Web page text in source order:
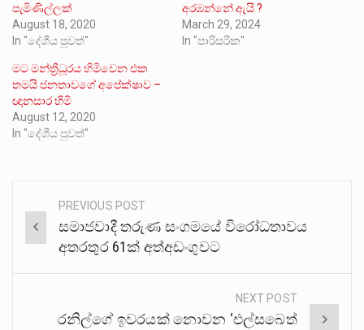
පැමිණිල්ලක්
August 18, 2020
In "දේශීය පුවත්"
අරඹන්නේ ඇයි ?
March 29, 2024
In "පාරිසරික"
මට මන්ත්‍රීධූරය හිමිවෙන එක
තමයි ජනතාවගේ අපේක්ෂාව –
ඥානසාර හිමි
August 12, 2020
In "දේශීය පුවත්"
Post
navigation
PREVIOUS POST
සමාජවාදී තරුණ සංගමයේ විරෝධතාවය
අතරතුර 61ක් අත්අඩංගුවට
NEXT POST
රනිල්ගේ ඉවරයක් නොවන ‘එල්සබෙත්